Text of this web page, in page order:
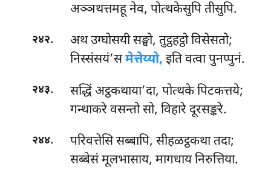
अञ्ञथत्तमहू नेव, पोत्थकेसुपि तीसुपि.
२४२. अथउग्घोसयी सङ्घो, तुट्ठहट्ठो विसेसतो;
निस्संसयं’समेत्तेय्यो, इति वत्वा पुनप्पुनं.
२४३.
सद्धिं अट्ठकथाया’दा, पोत्थके पिटकत्तये;
गन्थाकरे वसन्तो सो, विहारे दूरसङ्करे.
२४४.
परिवत्तेसि सब्बापि, सीहळट्ठकथा तदा;
सब्बेसं मूलभासाय, मागधाय निरुत्तिया.